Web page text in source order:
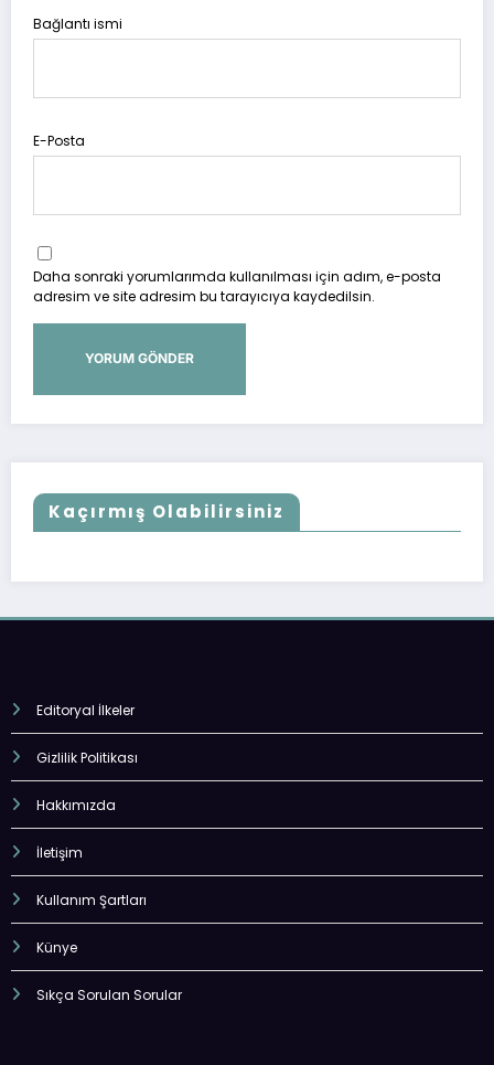
Bağlantı ismi
E-Posta
Daha sonraki yorumlarımda kullanılması için adım, e-posta
adresim ve site adresim bu tarayıcıya kaydedilsin.
Kaçırmış Olabilirsiniz
Editoryal İlkeler
Gizlilik Politikası
Hakkımızda
İletişim
Kullanım Şartları
Künye
Sıkça Sorulan Sorular